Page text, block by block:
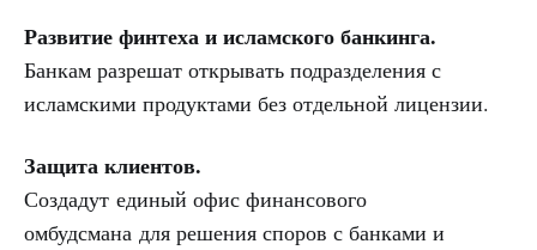
Развитие финтеха и исламского банкинга.
Банкам разрешат открывать подразделения с
исламскими продуктами без отдельной лицензии.
Защита клиентов.
Создадут единый офис финансового
омбудсмана для решения споров с банками и